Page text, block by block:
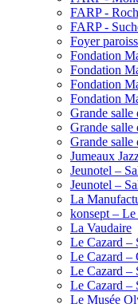
FARP -
FARP -
Foyer
Fondation
Fondation
Fondation
Fondation
Grande salle
Grande salle
Grande salle
Jumeaux
Jeunotel –
Jeunotel –
La
konsept –
La Vaudaire
Le Cazard –
Le Cazard –
Le Cazard –
Le Cazard –
Le Musée